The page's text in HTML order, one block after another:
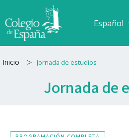
al
contenido
Español
Français
Inicio > Jornada de estudios
Jornada de